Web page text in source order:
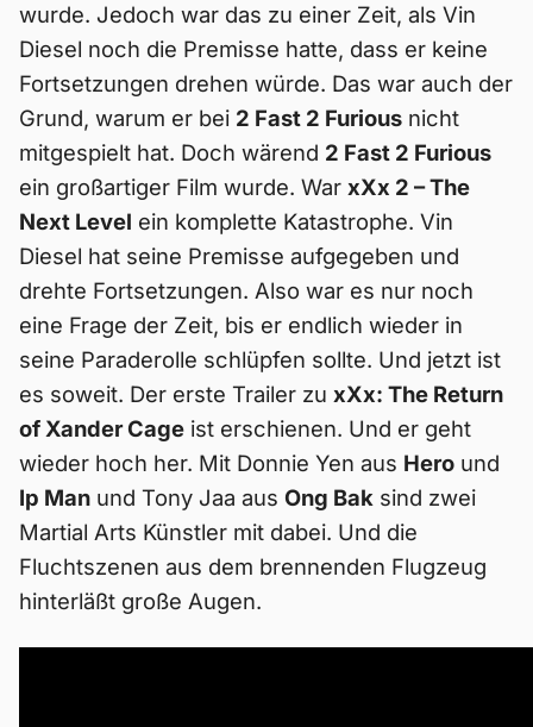
wurde. Jedoch war das zu einer Zeit, als Vin
Diesel noch die Premisse hatte, dass er keine
Fortsetzungen drehen würde. Das war auch der
Grund, warum er bei 2 Fast 2 Furious nicht
mitgespielt hat. Doch wärend 2 Fast 2 Furious
ein großartiger Film wurde. War xXx 2 – The
Next Level ein komplette Katastrophe. Vin
Diesel hat seine Premisse aufgegeben und
drehte Fortsetzungen. Also war es nur noch
eine Frage der Zeit, bis er endlich wieder in
seine Paraderolle schlüpfen sollte. Und jetzt ist
es soweit. Der erste Trailer zu xXx: The Return
of Xander Cage ist erschienen. Und er geht
wieder hoch her. Mit Donnie Yen aus Hero und
Ip Man und Tony Jaa aus Ong Bak sind zwei
Martial Arts Künstler mit dabei. Und die
Fluchtszenen aus dem brennenden Flugzeug
hinterläßt große Augen.